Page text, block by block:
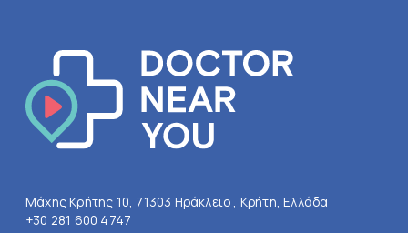
Μάχης Κρήτης 10, 71303 Ηράκλειο , Κρήτη, Ελλάδα
+30 281 600 4747